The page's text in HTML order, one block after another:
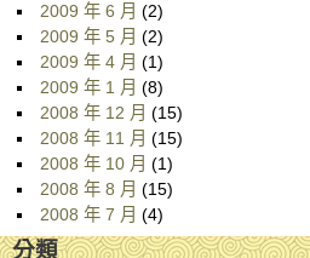
2009 年 6 月 (2)
2009 年 5 月 (2)
2009 年 4 月 (1)
2009 年 1 月 (8)
2008 年 12 月 (15)
2008 年 11 月 (15)
2008 年 10 月 (1)
2008 年 8 月 (15)
2008 年 7 月 (4)
分類